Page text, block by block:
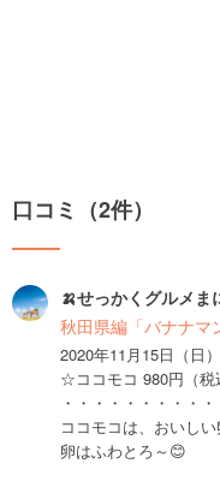
口コミ（2件）
🍌せっかくグルメま
秋田県編「バナナマ
2020年11月15日（日
☆ココモコ 980円（税
・・・・・・・・・
ココモコは、おいし
卵はふわとろ～😊